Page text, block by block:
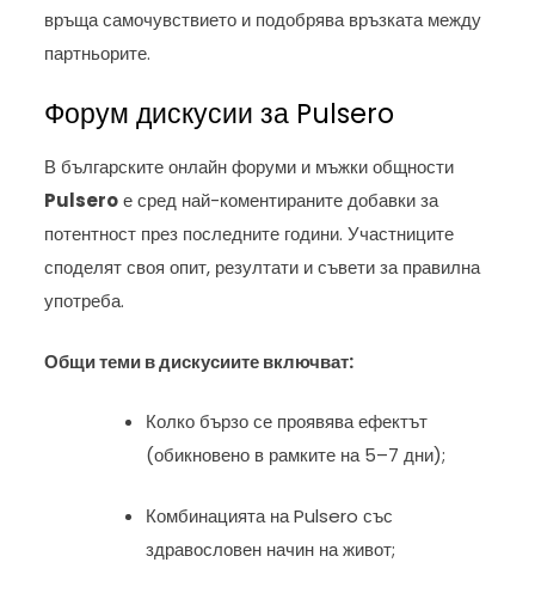
връща самочувствието и подобрява връзката между
партньорите.
Форум дискусии за Pulsero
В българските онлайн форуми и мъжки общности
Pulseroе сред най-коментираните добавки за
потентност през последните години. Участниците
споделят своя опит, резултати и съвети за правилна
употреба.
Общи теми в дискусиите включват:
Колко бързо се проявява ефектът
(обикновено в рамките на 5–7 дни);
Комбинацията на Pulsero със
здравословен начин на живот;